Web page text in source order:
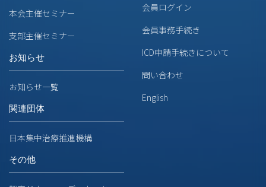
本会主催セミナー
支部主催セミナー
お知らせ
お知らせ一覧
関連団体
日本集中治療推進機構
その他
会員ログイン
会員事務手続き
ICD申請手続きについて
問い合わせ
English